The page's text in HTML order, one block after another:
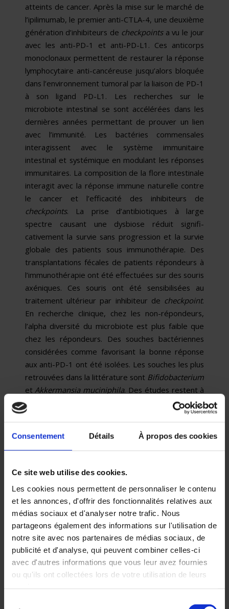
Consentement Détails À propos des cookies
Ce site web utilise des cookies.
Les cookies nous permettent de personnaliser le contenu
et les annonces, d'offrir des fonctionnalités relatives aux
médias sociaux et d'analyser notre trafic. Nous
partageons également des informations sur l'utilisation de
notre site avec nos partenaires de médias sociaux, de
publicité et d'analyse, qui peuvent combiner celles-ci
avec d'autres informations que vous leur avez fournies
ou qu'ils ont collectées lors de votre utilisation de leurs
atteints de cancer. Après la mise sur le marché de
l’ipilimumab, le premier anti-CTLA-4, une deuxième
génération d’inhibiteurs de checkpointsa vu le jour
avec les anti-PD-1 et anti-PD-L1. Ces anticorps
monoclonaux permettent de restaurer la réponse
lymphocytaire anti-cancéreuse jusqu’alors bloquée
dans l’environnement tumoral par la liaison de PD-1
à son ligand PD-L1. Les recherches sur le
microbiote intestinal se sont accélérées dans les
dernières années permettant de prouver un lien
avec l’immunité. Les bactéries commensales
interagis­sent avec le système immunitaire
intestinal et systémique en modulant les réponses
immunitaires. La composition de la flore intestinale
interagit avec la réponse immune naturelle contre
le cancer et l’efficacité des inhibiteurs de
checkpoints. La prise d’antibiotiques à large
spectre causant une dysbiose réduit signifi­
cativement la survie sans progression et la survie
globale des patients sous immunothérapie. Des
trans­plantations fécales de patients répondeurs à
l’immunothérapie ont été effectuées sur des souris
axéniques. Ces souris ont été sensibilisées au
traitement ultérieur par inhibiteur de checkpoint.
En recherche clinique, chez les non-répondeurs,
l’alpha diversité du microbiote est plus faible que
chez les répondeurs. Des sou­ches bactériennes
considérées comme favorisant la bonne réponse
aux anti-PD-1 ont été isolées. Les sou­ches les plus
retrouvées dans la littérature sont Bifidobacterium
et Akkermansia muciniphila. Des études restent à
mener pour identifier de façon fiable les liens
entre immunothérapies et bactéries commensales
Immuno-oncologie
clinique : Quoi de
neuf en 2018 ?